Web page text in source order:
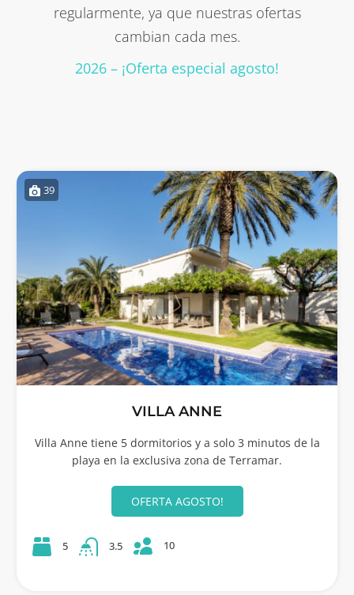
regularmente, ya que nuestras ofertas
cambian cada mes.
2026 – ¡Oferta especial agosto!
39
VILLA ANNE
Villa Anne tiene 5 dormitorios y a solo 3 minutos de la
playa en la exclusiva zona de Terramar.
OFERTA AGOSTO!
5 3.5 10